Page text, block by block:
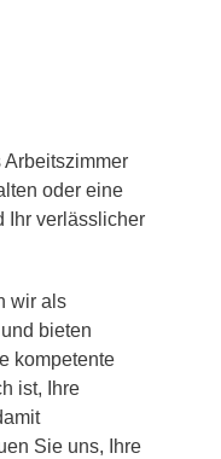
oder eine
Ihr verlässlicher
wir als
bieten
kompetente
ist, Ihre
Sie uns, Ihre